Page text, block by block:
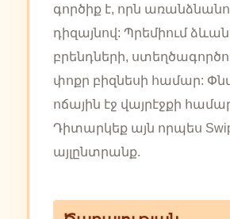
գործիք է, որն
դիզայնով: Պրեմիում
բրենդների,
փոքր բիզնեսի համար:
ոճային էջ վայրէջքի
Դիտարկեք այն որպես
այլընտրանք.